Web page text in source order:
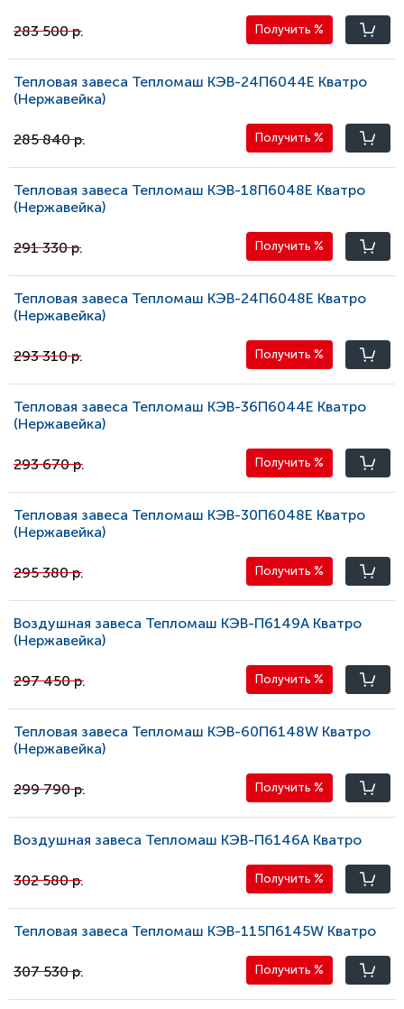
283 500 р. Получить %
Тепловая завеса Тепломаш КЭВ-24П6044E Кватро
(Нержавейка)
285 840 р. Получить %
Тепловая завеса Тепломаш КЭВ-18П6048E Кватро
(Нержавейка)
291 330 р. Получить %
Тепловая завеса Тепломаш КЭВ-24П6048E Кватро
(Нержавейка)
293 310 р. Получить %
Тепловая завеса Тепломаш КЭВ-36П6044E Кватро
(Нержавейка)
293 670 р. Получить %
Тепловая завеса Тепломаш КЭВ-30П6048E Кватро
(Нержавейка)
295 380 р. Получить %
Воздушная завеса Тепломаш КЭВ-П6149A Кватро
(Нержавейка)
297 450 р. Получить %
Тепловая завеса Тепломаш КЭВ-60П6148W Кватро
(Нержавейка)
299 790 р. Получить %
Воздушная завеса Тепломаш КЭВ-П6146A Кватро
302 580 р. Получить %
Тепловая завеса Тепломаш КЭВ-115П6145W Кватро
307 530 р. Получить %